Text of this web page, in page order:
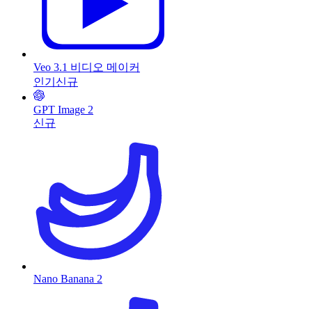
Veo 3.1 비디오 메이커
인기 신규
GPT Image 2
신규
Nano Banana 2